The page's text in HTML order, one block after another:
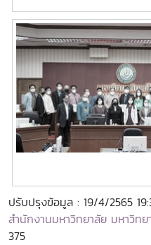
ปรับปรุงข้อมูล : 19/4/2565
สำนักงานมหาวิทยาลัย มหาวิทย
375